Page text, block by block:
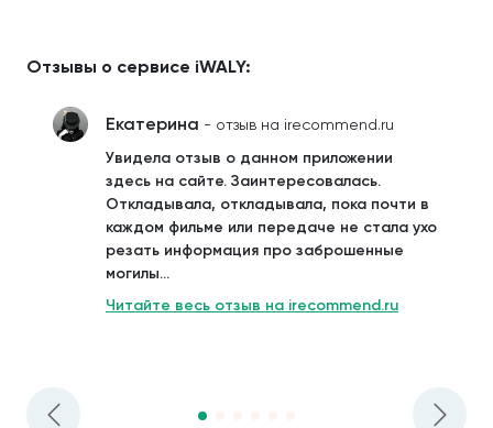
Отзывы о сервисе iWALY:
Екатерина - отзыв на irecommend.ru
Увидела отзыв о данном приложении
здесь на сайте. Заинтересовалась.
Откладывала, откладывала, пока почти в
каждом фильме или передаче не стала ухо
резать информация про заброшенные
могилы...
Читайте весь отзыв на irecommend.ru